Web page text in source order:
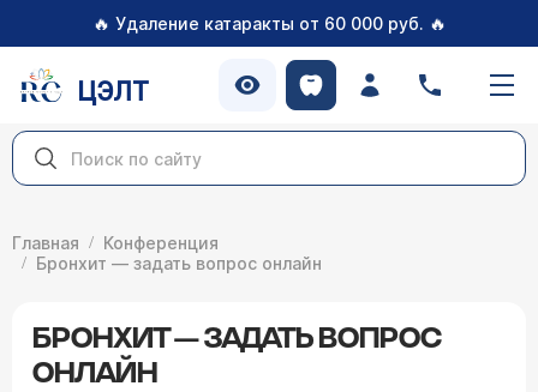
🔥 Удаление катаракты от 60 000 руб. 🔥
ЦЭЛТ
Главная
Конференция
Бронхит — задать вопрос онлайн
БРОНХИТ — ЗАДАТЬ ВОПРОС
ОНЛАЙН